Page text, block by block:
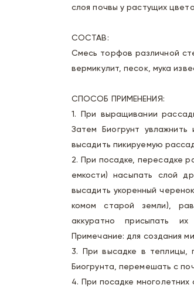
слоя почвы у растущих
СОСТАВ:
Смесь торфов различной
вермикулит, песок, мука
СПОСОБ ПРИМЕНЕНИЯ:
1. При выращивании
Затем Биогрунт
высадить пикируемую
2. При посадке, пересадке
емкости) насыпать слой
высадить укоренный
комом старой земли),
аккуратно присыпать
Примечание: для создания
3. При высадке в теплицы,
Биогрунта, перемешать с
4. При посадке